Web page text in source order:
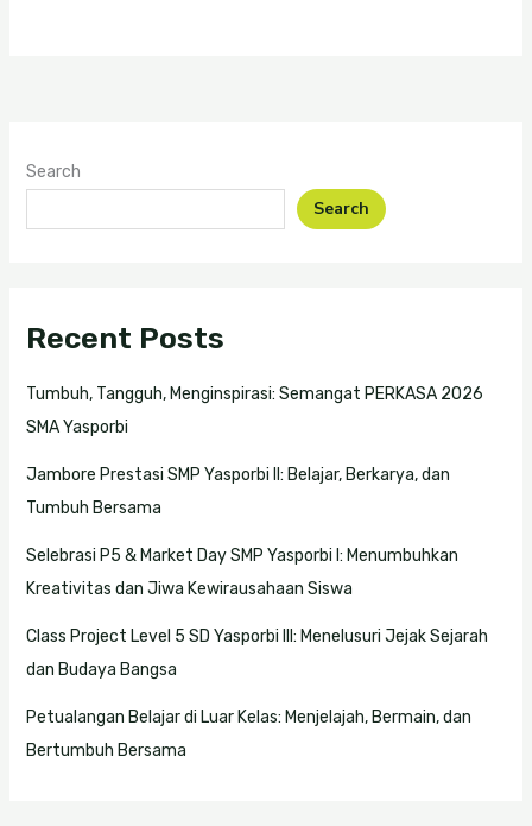
Search
Search
Recent Posts
Tumbuh, Tangguh, Menginspirasi: Semangat PERKASA 2026
SMA Yasporbi
Jambore Prestasi SMP Yasporbi II: Belajar, Berkarya, dan
Tumbuh Bersama
Selebrasi P5 & Market Day SMP Yasporbi I: Menumbuhkan
Kreativitas dan Jiwa Kewirausahaan Siswa
Class Project Level 5 SD Yasporbi III: Menelusuri Jejak Sejarah
dan Budaya Bangsa
Petualangan Belajar di Luar Kelas: Menjelajah, Bermain, dan
Bertumbuh Bersama